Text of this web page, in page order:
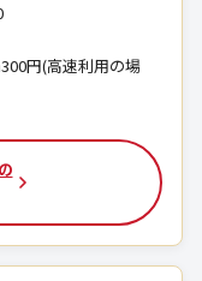
円(高速利用の場